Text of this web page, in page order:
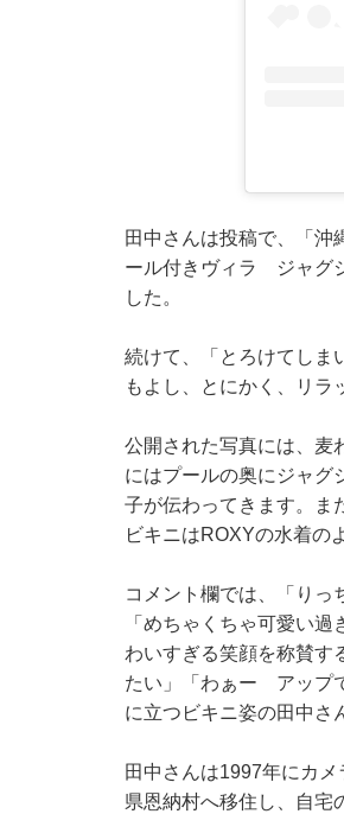
田中さんは投稿で、「
ール付きヴィラ ジャグ
した。
続けて、「とろけてしま
もよし、とにかく、リ
公開された写真には、麦
にはプールの奥にジャグ
子が伝わってきます。
ビキニはROXYの水着の
コメント欄では、「りっ
「めちゃくちゃ可愛い
わいすぎる笑顔を称賛す
たい」「わぁー アップ
に立つビキニ姿の田中さ
田中さんは1997年にカ
県恩納村へ移住し、自宅